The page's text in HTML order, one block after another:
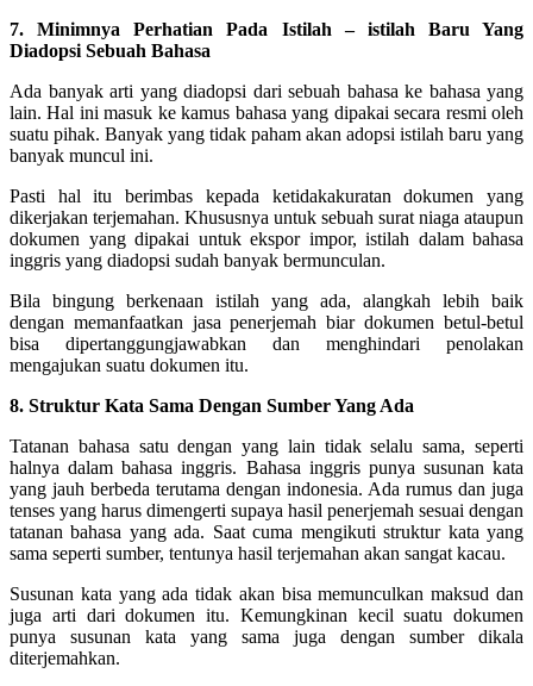
7. Minimnya Perhatian Pada Istilah – istilah Baru Yang
Diadopsi Sebuah Bahasa
Ada banyak arti yang diadopsi dari sebuah bahasa ke bahasa yang
lain. Hal ini masuk ke kamus bahasa yang dipakai secara resmi oleh
suatu pihak. Banyak yang tidak paham akan adopsi istilah baru yang
banyak muncul ini.
Pasti hal itu berimbas kepada ketidakakuratan dokumen yang
dikerjakan terjemahan. Khususnya untuk sebuah surat niaga ataupun
dokumen yang dipakai untuk ekspor impor, istilah dalam bahasa
inggris yang diadopsi sudah banyak bermunculan.
Bila bingung berkenaan istilah yang ada, alangkah lebih baik
dengan memanfaatkan jasa penerjemah biar dokumen betul-betul
bisa dipertanggungjawabkan dan menghindari penolakan
mengajukan suatu dokumen itu.
8. Struktur Kata Sama Dengan Sumber Yang Ada
Tatanan bahasa satu dengan yang lain tidak selalu sama, seperti
halnya dalam bahasa inggris. Bahasa inggris punya susunan kata
yang jauh berbeda terutama dengan indonesia. Ada rumus dan juga
tenses yang harus dimengerti supaya hasil penerjemah sesuai dengan
tatanan bahasa yang ada. Saat cuma mengikuti struktur kata yang
sama seperti sumber, tentunya hasil terjemahan akan sangat kacau.
Susunan kata yang ada tidak akan bisa memunculkan maksud dan
juga arti dari dokumen itu. Kemungkinan kecil suatu dokumen
punya susunan kata yang sama juga dengan sumber dikala
diterjemahkan.